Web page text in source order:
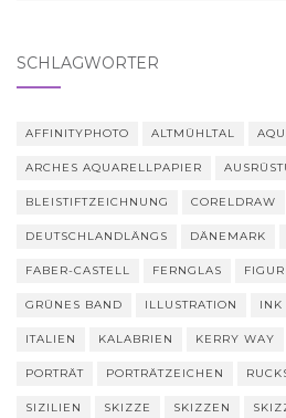
SCHLAGWÖRTER
AFFINITYPHOTO ALTMÜHLTAL
ARCHES AQUARELLPAPIER
BLEISTIFTZEICHNUNG CORELDRAW
DEUTSCHLANDLÄNGS DÄNEMARK
FABER-CASTELL FERNGLAS FIGUR
GRÜNES BAND ILLUSTRATION INK
ITALIEN KALABRIEN KERRY WAY
PORTRÄT PORTRÄTZEICHEN
SIZILIEN SKIZZE SKIZZEN